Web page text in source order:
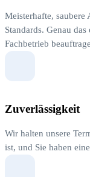
Meisterhafte, saubere
Standards. Genau
Fachbetrieb
Zuverlässigkeit
Wir halten unsere
ist, und Sie haben